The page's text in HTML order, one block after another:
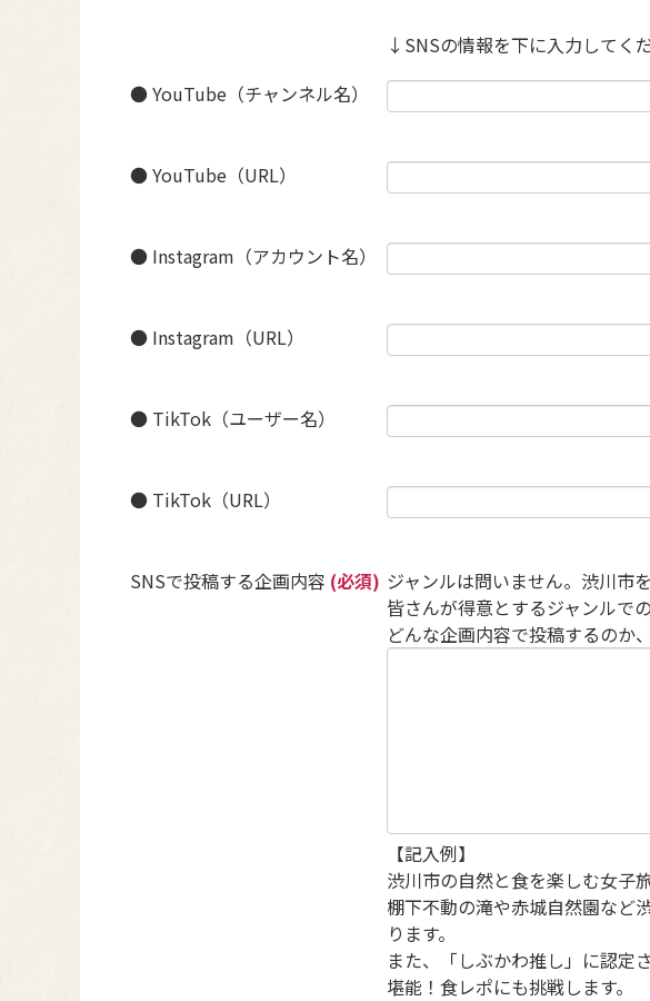
↓SNSの情報を下に入力してく
● YouTube（チャンネル名）
● YouTube（URL）
● Instagram（アカウント名）
● Instagram（URL）
● TikTok（ユーザー名）
● TikTok（URL）
SNSで投稿する企画内容 (必須) ジャンルは問いません。渋川市
皆さんが得意とするジャンルで
どんな企画内容で投稿するのか
【記入例】
渋川市の自然と食を楽しむ女子
棚下不動の滝や赤城自然園など
ります。
また、「しぶかわ推し」に認定
堪能！食レポにも挑戦します。